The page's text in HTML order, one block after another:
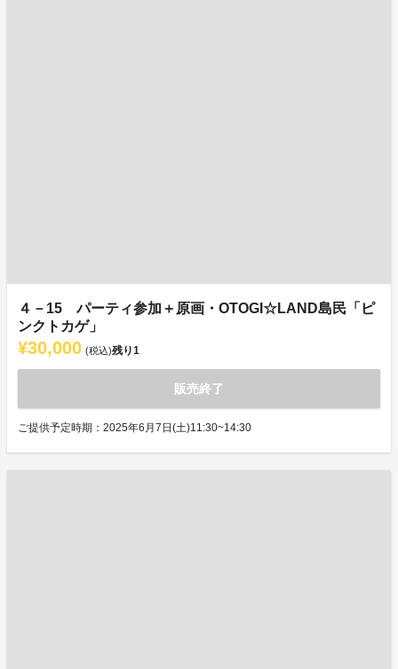
４－15 パーティ参加＋原画・OTOGI☆LAND島民「ピ
ンクトカゲ」
¥30,000 (税込)残り1
販売終了
ご提供予定時期：2025年6月7日(土)11:30~14:30